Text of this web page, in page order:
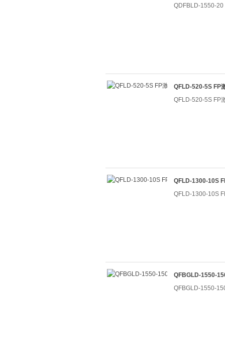
QDFBLD-1550-
QFLD-520-5S FP
QFLD-520-5S FP
QFLD-1300-10S
QFLD-1300-10S
QFBGLD-1550-
QFBGLD-1550-